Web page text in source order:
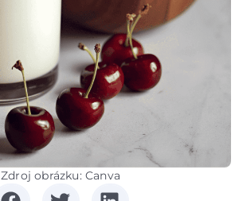
Zdroj obrázku: Canva